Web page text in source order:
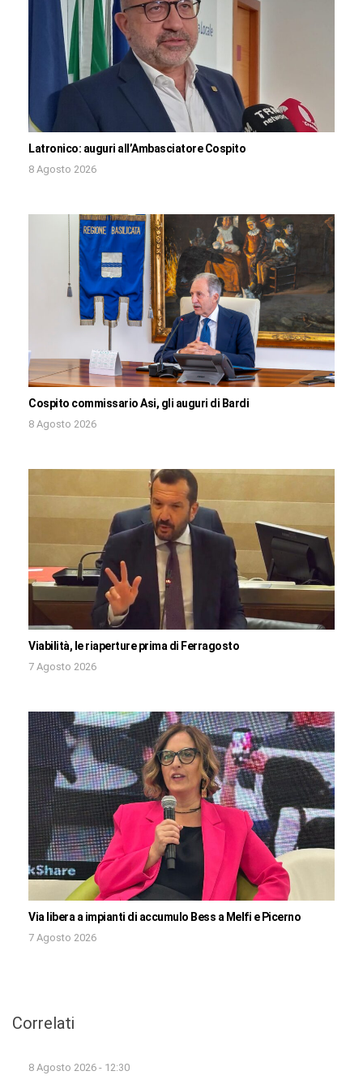
Latronico: auguri all’Ambasciatore Cospito
8 Agosto 2026
Cospito commissario Asi, gli auguri di Bardi
8 Agosto 2026
Viabilità, le riaperture prima di Ferragosto
7 Agosto 2026
Via libera a impianti di accumulo Bess a Melfi e Picerno
7 Agosto 2026
Correlati
8 Agosto 2026 - 12:30